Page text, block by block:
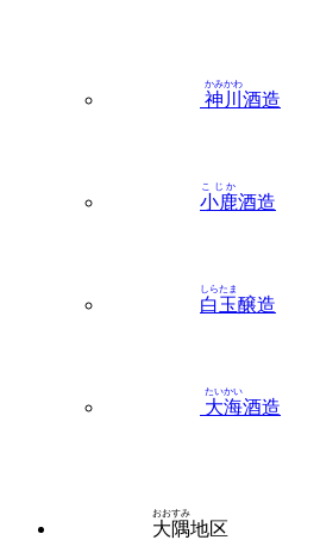
神川
かみかわ
酒造
小鹿
こじか
酒造
白玉
しらたま
醸造
大海
たいかい
酒造
大隅
おおすみ
地区